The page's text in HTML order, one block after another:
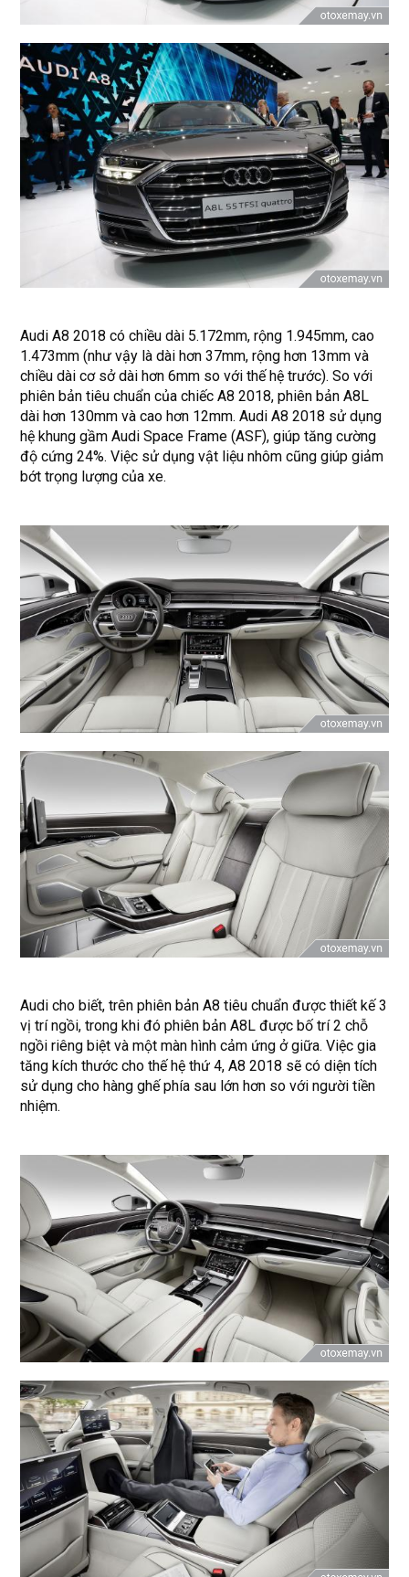
Audi A8 2018 có chiều dài 5.172mm, rộng 1.945mm, cao
1.473mm (như vậy là dài hơn 37mm, rộng hơn 13mm và
chiều dài cơ sở dài hơn 6mm so với thế hệ trước). So với
phiên bản tiêu chuẩn của chiếc A8 2018, phiên bản A8L
dài hơn 130mm và cao hơn 12mm. Audi A8 2018 sử dụng
hệ khung gầm Audi Space Frame (ASF), giúp tăng cường
độ cứng 24%. Việc sử dụng vật liệu nhôm cũng giúp giảm
bớt trọng lượng của xe.
Audi cho biết, trên phiên bản A8 tiêu chuẩn được thiết kế 3
vị trí ngồi, trong khi đó phiên bản A8L được bố trí 2 chỗ
ngồi riêng biệt và một màn hình cảm ứng ở giữa. Việc gia
tăng kích thước cho thế hệ thứ 4, A8 2018 sẽ có diện tích
sử dụng cho hàng ghế phía sau lớn hơn so với người tiền
nhiệm.